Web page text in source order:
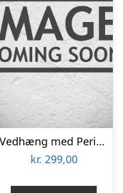
Vedhæng med Peridot og Ametyst- 18mm – u/kæde
kr. 299,00